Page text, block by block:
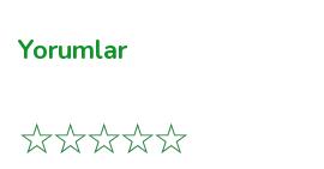
Yorumlar
☆
☆
☆
☆
☆